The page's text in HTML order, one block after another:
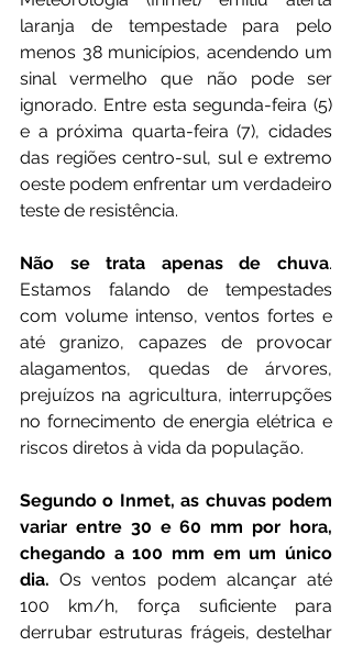
laranja de tempestade para pelo
menos 38 municípios, acendendo um
sinal vermelho que não pode ser
ignorado. Entre esta segunda-feira (5)
e a próxima quarta-feira (7), cidades
das regiões centro-sul, sul e extremo
oeste podem enfrentar um verdadeiro
teste de resistência.
Não se trata apenas de chuva.
Estamos falando de tempestades
com volume intenso, ventos fortes e
até granizo, capazes de provocar
alagamentos, quedas de árvores,
prejuízos na agricultura, interrupções
no fornecimento de energia elétrica e
riscos diretos à vida da população.
Segundo o Inmet, as chuvas podem
variar entre 30 e 60 mm por hora,
chegando a 100 mm em um único
dia. Os ventos podem alcançar até
100 km/h, força suficiente para
derrubar estruturas frágeis, destelhar